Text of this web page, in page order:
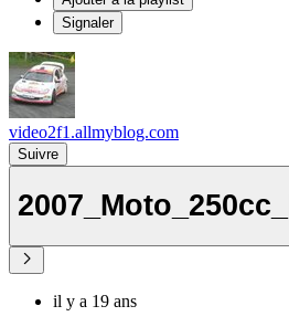
Signaler
video2f1.allmyblog.com
Suivre
il y a 19 ans